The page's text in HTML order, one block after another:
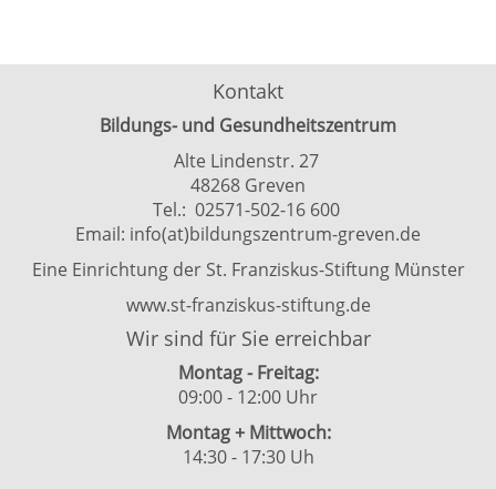
Kontakt
Bildungs- und Gesundheitszentrum
Alte Lindenstr. 27
48268 Greven
Tel.: 02571-502-16 600
Email: info(at)bildungszentrum-greven.de
Eine Einrichtung der St. Franziskus-Stiftung Münster
www.st-franziskus-stiftung.de
Wir sind für Sie erreichbar
Montag - Freitag:
09:00 - 12:00 Uhr
Montag + Mittwoch:
14:30 - 17:30 Uh